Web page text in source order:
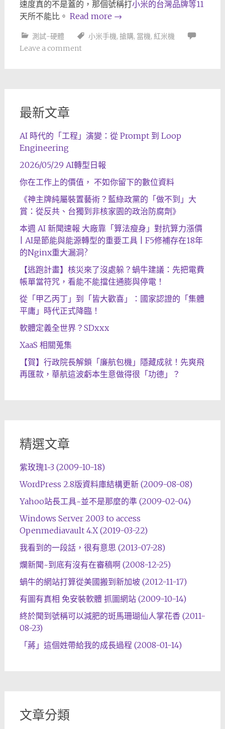
速度真的不是蓋的，那個號稱打小米的台灣品牌等11
天所不能比。 Read more →
測試-硬體 小米手機, 搶購, 當機, 紅米機
Leave a comment
最新文章
AI 時代的「工程」演變：從 Prompt 到 Loop
Engineering
2026/05/29 AI轉型日報
你在工作上的價值， 不如你留下的數位資料
《神主牌純屬裝置藝術？藍綠政黨的「做不到」大
賞：從反共、台獨到非核家園的政治防腐劑》
本週 AI 新聞速報 大廠靠「算法瘦身」對抗算力漲價
| AI是節能與能源轉型的重要工具 | F5修補存在18年
的Nginx重大漏洞?
【逃跑計畫】核災來了沒處躲？蝸牛建議：先把電費
帳單當符咒，看能不能擋住通膨與停電！
從「甲乙丙丁」到「皆大歡喜」：國家認證的「集體
平庸」時代正式降臨！
軟體定義全世界？SDxxx
XaaS 相關蒐集
【賀】行政院長解鎖「廉航包機」隱藏成就！先爽飛
再匯款，華航這波虧本生意做得很「功德」？
精選文章
紫玫瑰1~3 (2009-10-18)
WordPress 2.8版資料庫結構更新 (2009-08-08)
Yahoo站長工具~並不是那麼的準 (2009-02-04)
Windows Server 2003 to access
Openmediavault 4.X (2019-03-22)
我看到的一段話，很有意思 (2013-07-28)
爛新聞~到底有沒有在審稿啊 (2008-12-25)
蝸牛的網站打算從美國搬到新加坡 (2012-11-17)
有圖有真相 免安裝軟體 抓圖網站 (2009-10-14)
終於聞到號稱可以減肥的斑馬珊瑚仙人掌花香 (2011-
08-23)
「蔣」這個姓帶給我的成長過程 (2008-01-14)
文章分類